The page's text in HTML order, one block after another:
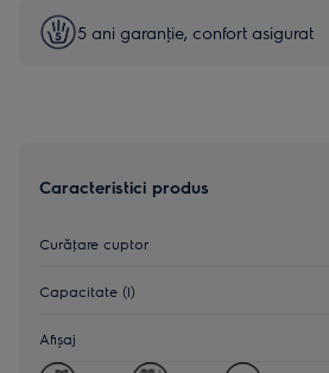
5 ani garanţie, confort asigurat
Caracteristici produs
Curăţare cuptor
Capacitate (l)
Afișaj